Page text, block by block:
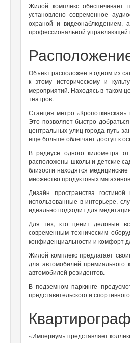
Жилой комплекс
установлено современное
охраной и видеонаблюдением,
профессиональной управляющей
Объект расположен в одном из
к этому историческому и
мероприятий. Находясь в таком
театров.
Станция метро
Это позволяет быстро
центральных улиц города путь
еще больше облегчает доступ к
В радиусе одного километра
расположены школы и детские
близости находятся
множество продуктовых
Дизайн пространства
использованные в интерьере,
идеально подходит для
Для тех, кто ценит деловые
современным техническим
конфиденциальности и комфорт
Жилой комплекс предлагает
для автомобилей премиального
автомобилей резидентов.
В подземном паркинге
представительского и
«Империум» представляет